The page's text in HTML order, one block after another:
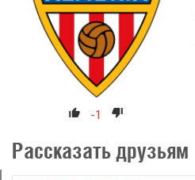
-1
Рассказать друзьям